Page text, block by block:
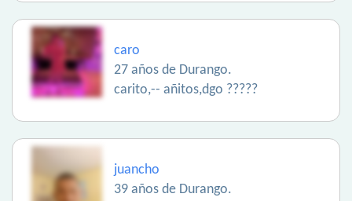
caro
27 años de Durango.
carito,-- añitos,dgo ?????
juancho
39 años de Durango.